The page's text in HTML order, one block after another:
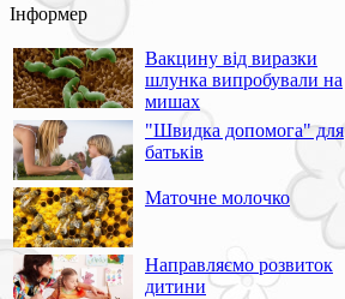
Інформер
Вакцину від виразки
шлунка випробували на
мишах
"Швидка допомога" для
батьків
Маточне молочко
Направляємо розвиток
дитини